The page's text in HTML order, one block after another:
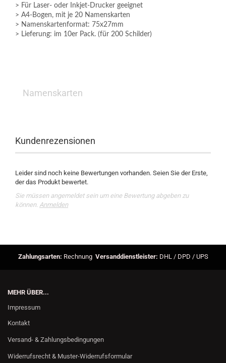
> Für Laser- oder Inkjet-Drucker geeignet
> A4-Bogen, mit je 20 Namenskarten
> Namenskartenformat: 75x27mm
> Lieferung: im 10er Pack. (für 200 Schilder)
Namenskarten
Kundenrezensionen
Leider sind noch keine Bewertungen vorhanden. Seien Sie der Erste,
der das Produkt bewertet.
Sie müssen angemeldet sein um eine Bewertung abgeben zu
können. Anmelden
Zahlungsarten: Rechnung Versanddienstleister: DHL / DPD / UPS
MEHR ÜBER...
Impressum
Kontakt
Versand- & Zahlungsbedingungen
Widerrufsrecht & Muster-Widerrufsformular